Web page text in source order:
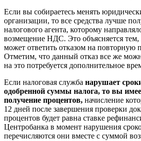
Если вы собираетесь менять
организации, то все средства лучше
налогового агента, которому
возмещение НДС. Это объясняется тем,
может ответить отказом на повторную
Отметим, что данный отказ все же
на это потребуется дополнительное
Если налоговая служба нарушает
одобренной суммы налога, то вы
получение процентов, начисление
12 дней после завершения проверки
процентов будет равна ставке
Центробанка в момент нарушения
перечисляются они вместе с суммой